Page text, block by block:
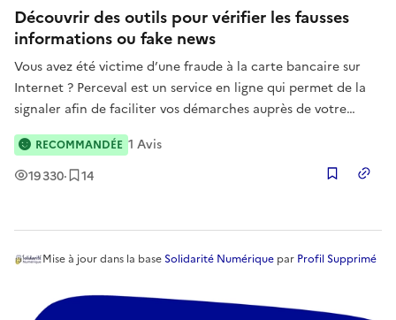
Découvrir des outils pour vérifier les fausses
informations ou fake news
Vous avez été victime d’une fraude à la carte bancaire sur
Internet ? Perceval est un service en ligne qui permet de la
signaler afin de faciliter vos démarches auprès de votre
banque et d’aider les enquêteurs.
19 330Vues
· 14Enregistrement
RECOMMANDÉE 1 Avis
Mise à jourdans la base Solidarité Numérique par Profil Supprimé